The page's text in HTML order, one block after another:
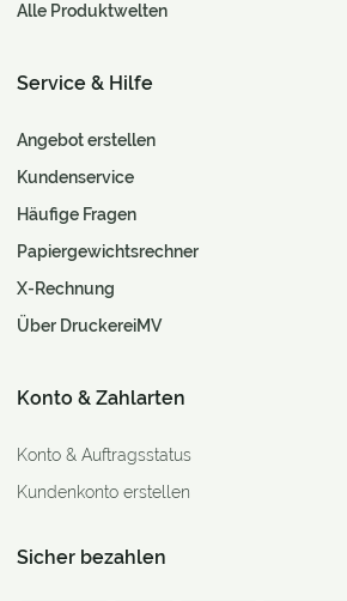
Alle Produktwelten
Service & Hilfe
Angebot erstellen
Kundenservice
Häufige Fragen
Papiergewichtsrechner
X-Rechnung
Über DruckereiMV
Konto & Zahlarten
Konto & Auftragsstatus
Kundenkonto erstellen
Sicher bezahlen